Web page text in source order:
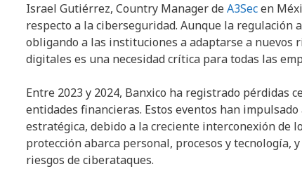
Israel Gutiérrez, Country Manager deA3Secen
respecto a la ciberseguridad. Aunque la regulación
obligando a las instituciones a adaptarse a nuevos
digitales es una necesidad crítica para todas las
Entre 2023 y 2024, Banxico ha registrado pérdidas
entidades financieras. Estos eventos han
estratégica, debido a la creciente interconexión de
protección abarca personal, procesos y
riesgos de ciberataques.